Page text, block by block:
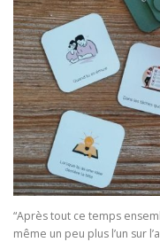
“Après tout ce temps
même un peu plus l’un sur